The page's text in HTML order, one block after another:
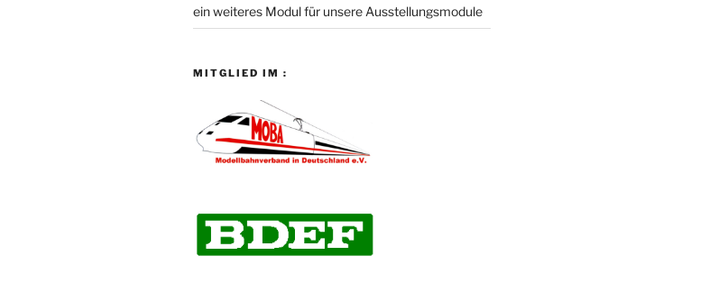
ein weiteres Modul für unsere Ausstellungsmodule
MITGLIED IM :